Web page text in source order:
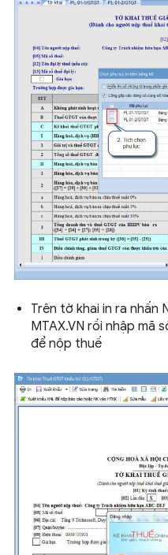
Trên tờ khai in ra nhấn
MTAX.VN rồi nhập mã
để nộp thuế